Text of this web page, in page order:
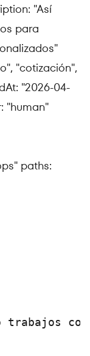
"Así
para
"cotización",
"2026-04-
"human"
paths:
trabajos